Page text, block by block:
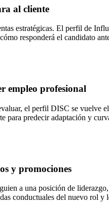
al cliente
estratégicas. El perfil de
responderá el candidato
empleo profesional
el perfil DISC se vuelve
para predecir adaptación y
y promociones
a una posición de liderazgo,
conductuales del nuevo rol y